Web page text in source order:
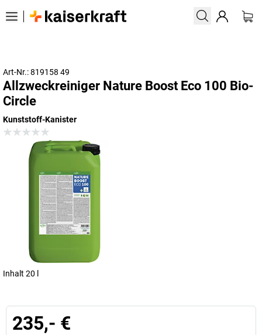
Art-Nr.: 819158 49
Allzweckreiniger Nature Boost Eco 100 Bio-
Circle
Kunststoff-Kanister
Inhalt 20 l
235,- €